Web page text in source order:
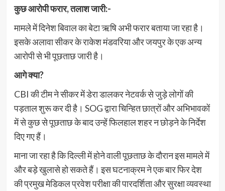
कुछ आरोपी फरार, तलाश जारी:-
मामले में दिनेश बिवाल का बेटा ऋषि अभी फरार बताया जा रहा है।
इसके अलावा सीकर के राकेश मंडवरिया और जयपुर के एक अन्य
आरोपी से भी पूछताछ जारी है।
आगे क्या?
CBI की टीम ने सीकर में डेरा डालकर नेटवर्क से जुड़े लोगों की
पड़ताल शुरू कर दी है। SOG द्वारा चिन्हित छात्रों और अभिभावकों
में से कुछ से पूछताछ के बाद उन्हें फिलहाल शहर न छोड़ने के निर्देश
दिए गए हैं।
माना जा रहा है कि दिल्ली में होने वाली पूछताछ के दौरान इस मामले में
और बड़े खुलासे हो सकते हैं। इस घटनाक्रम ने एक बार फिर देश
की प्रमुख मेडिकल प्रवेश परीक्षा की पारदर्शिता और सुरक्षा व्यवस्था